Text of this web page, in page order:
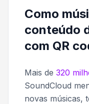
Como
conteúdo
com QR
Mais de 320
SoundCloud
novas músicas,